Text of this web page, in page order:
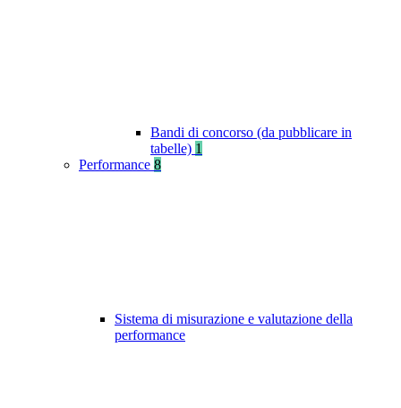
Bandi di concorso (da pubblicare in
tabelle) 1
Performance 8
Sistema di misurazione e valutazione della
performance